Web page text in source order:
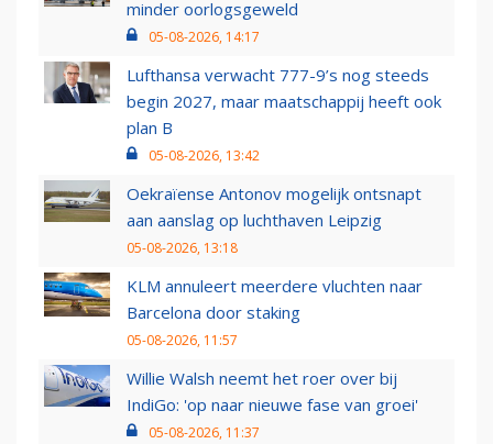
minder oorlogsgeweld
05-08-2026, 14:17
Lufthansa verwacht 777-9’s nog steeds
begin 2027, maar maatschappij heeft ook
plan B
05-08-2026, 13:42
Oekraïense Antonov mogelijk ontsnapt
aan aanslag op luchthaven Leipzig
05-08-2026, 13:18
KLM annuleert meerdere vluchten naar
Barcelona door staking
05-08-2026, 11:57
Willie Walsh neemt het roer over bij
IndiGo: 'op naar nieuwe fase van groei'
05-08-2026, 11:37